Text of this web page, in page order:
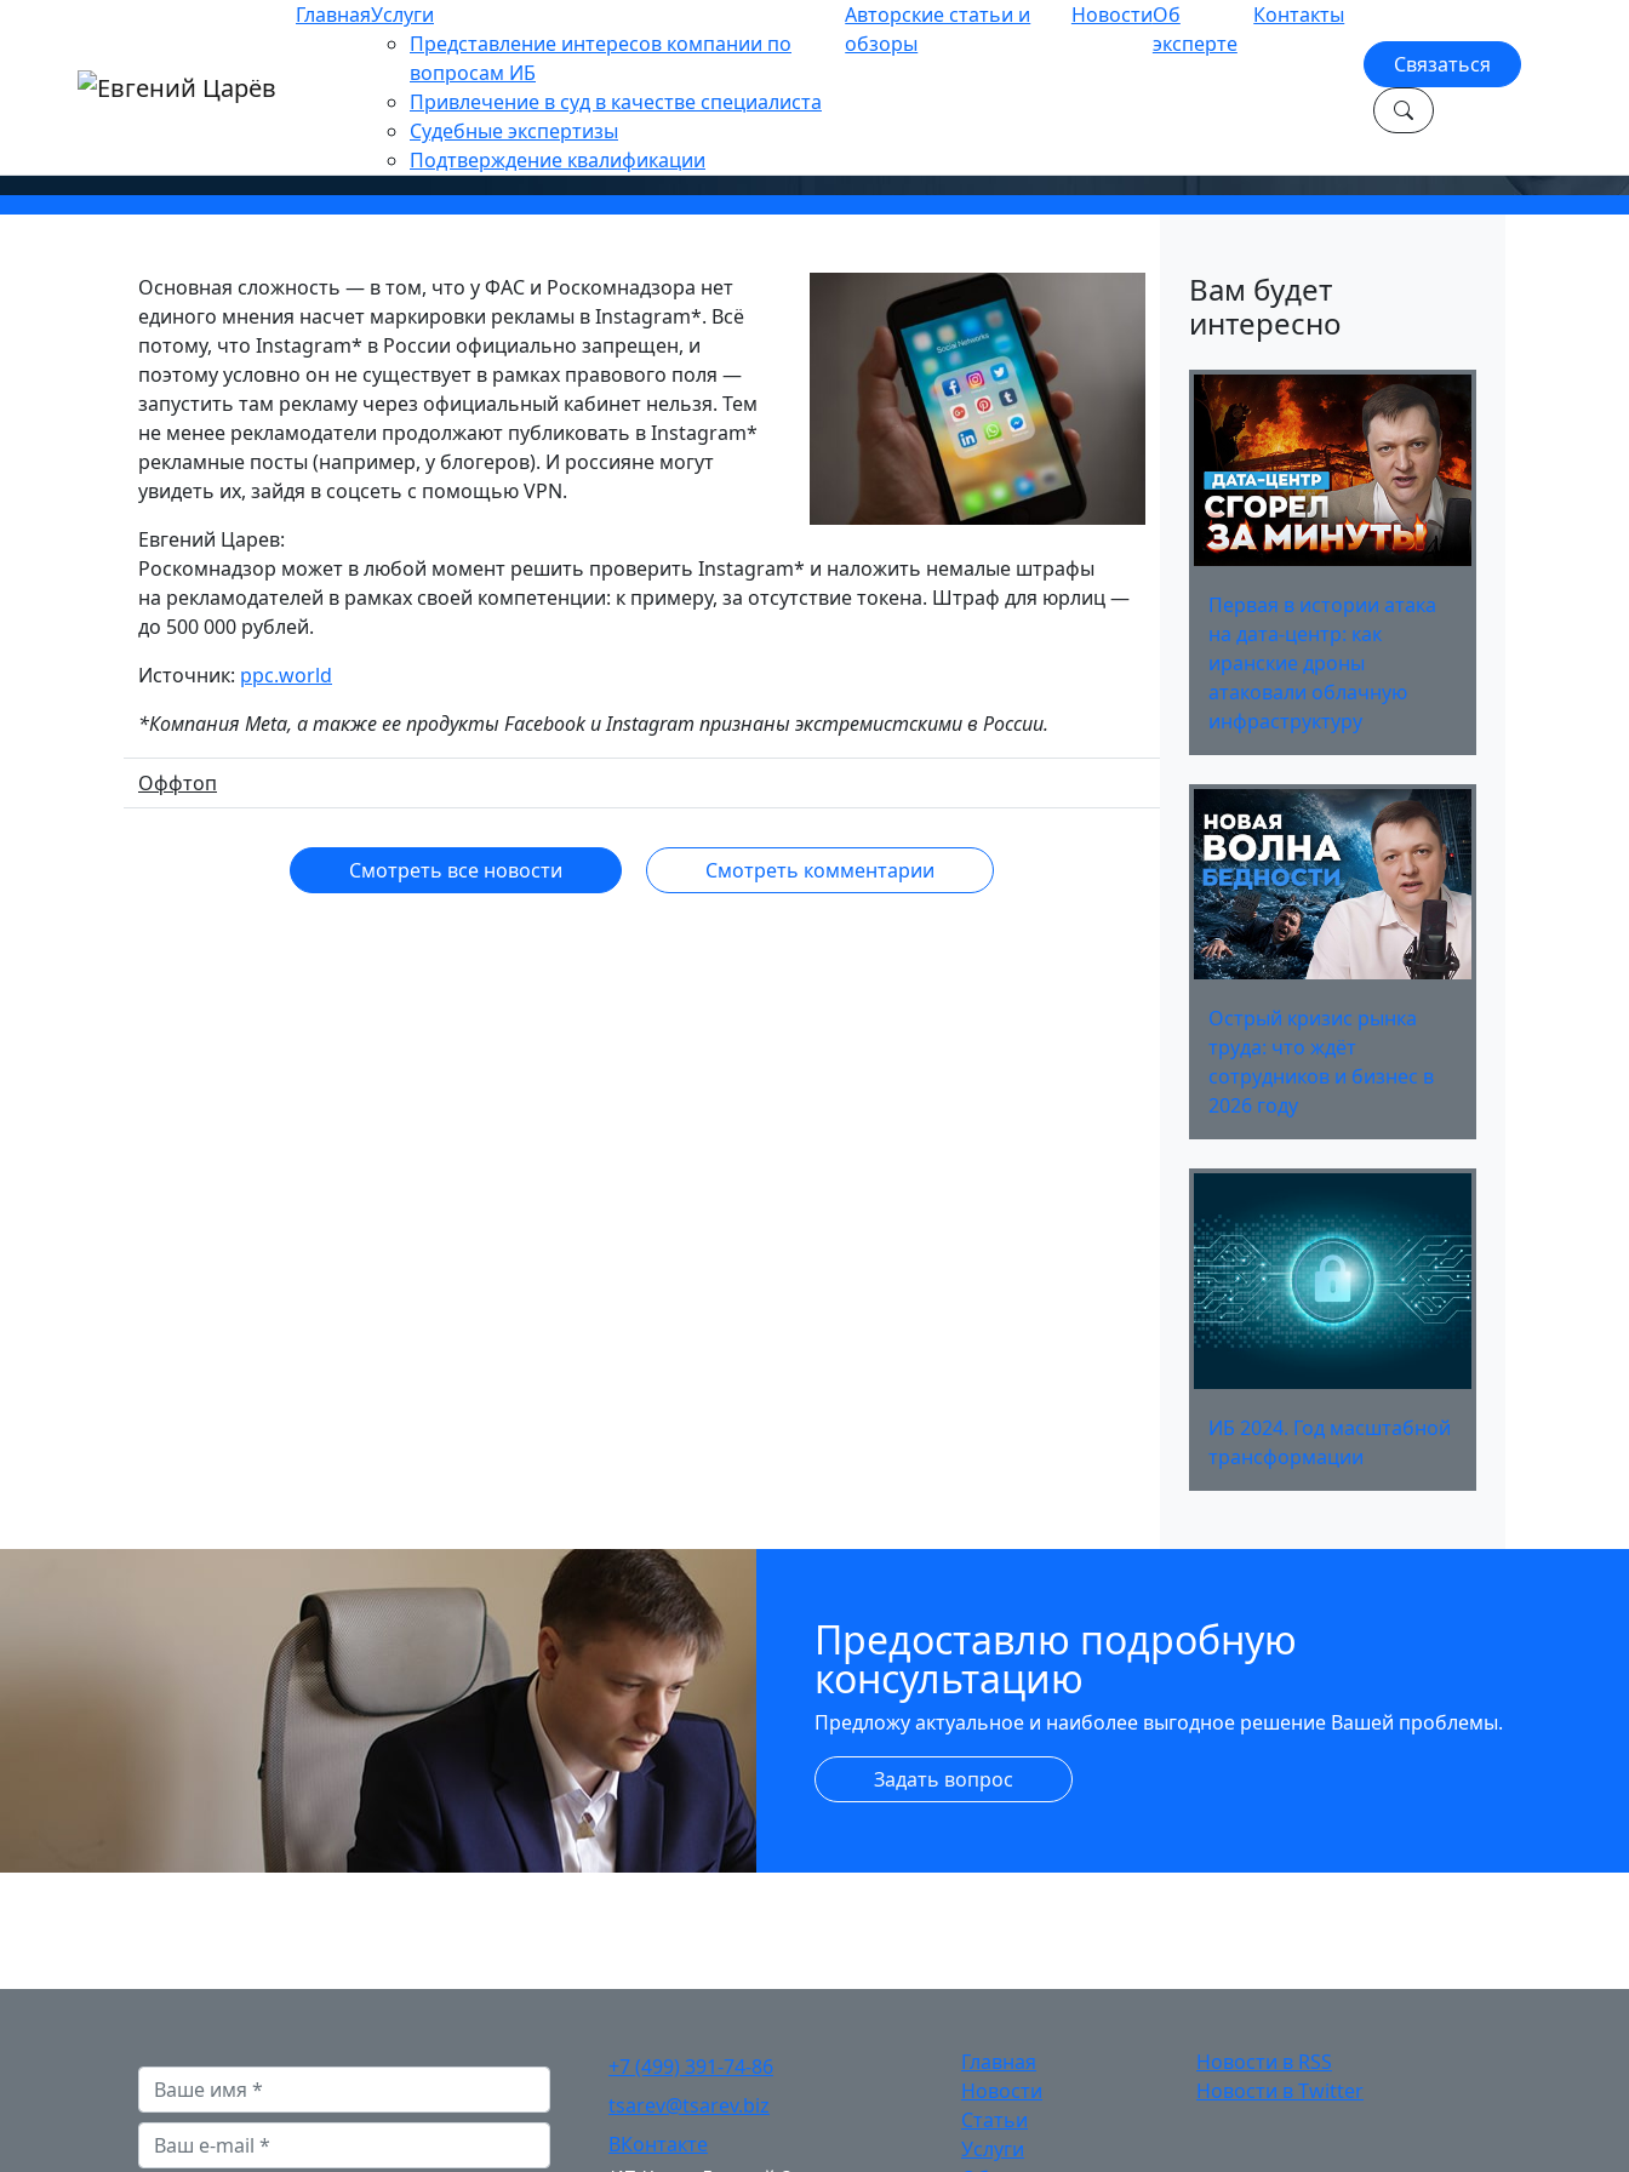
ГлавнаяУслуги
Представление интересов компании по
вопросам ИБ
Привлечение в суд в качестве специалиста
Судебные экспертизы
Подтверждение квалификации
Авторские статьи и
обзоры
НовостиОб
эксперте
Контакты
Связаться
Оффтоп»
Нужно ли маркировать рекламу в Instagram*
Основная сложность — в том, что у ФАС и Роскомнадзора нет
единого мнения насчет маркировки рекламы в Instagram*. Всё
потому, что Instagram* в России официально запрещен, и
поэтому условно он не существует в рамках правового поля —
запустить там рекламу через официальный кабинет нельзя. Тем
не менее рекламодатели продолжают публиковать в Instagram*
рекламные посты (например, у блогеров). И россияне могут
увидеть их, зайдя в соцсеть с помощью VPN.
Евгений Царев:
Роскомнадзор может в любой момент решить проверить Instagram* и наложить немалые штрафы
на рекламодателей в рамках своей компетенции: к примеру, за отсутствие токена. Штраф для юрлиц —
до 500 000 рублей.
Источник: ppc.world
*Компания Meta, а также ее продукты Facebook и Instagram признаны экстремистскими в России.
Оффтоп
Смотреть все новости Смотреть комментарии
Вам будет
интересно
Первая в истории атака
на дата-центр: как
иранские дроны
атаковали облачную
инфраструктуру
Острый кризис рынка
труда: что ждёт
сотрудников и бизнес в
2026 году
ИБ 2024. Год масштабной
трансформации
Предоставлю подробную
консультацию
Предложу актуальное и наиболее выгодное решение Вашей проблемы.
Задать вопрос
+7 (499) 391-74-86
tsarev@tsarev.biz
ВКонтакте
Главная
Новости
Статьи
Услуги
Новости в RSS
Новости в Twitter